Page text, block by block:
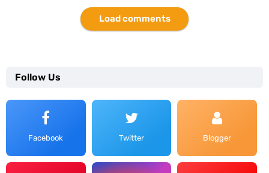
Load comments
Follow Us
Facebook Twitter Blogger